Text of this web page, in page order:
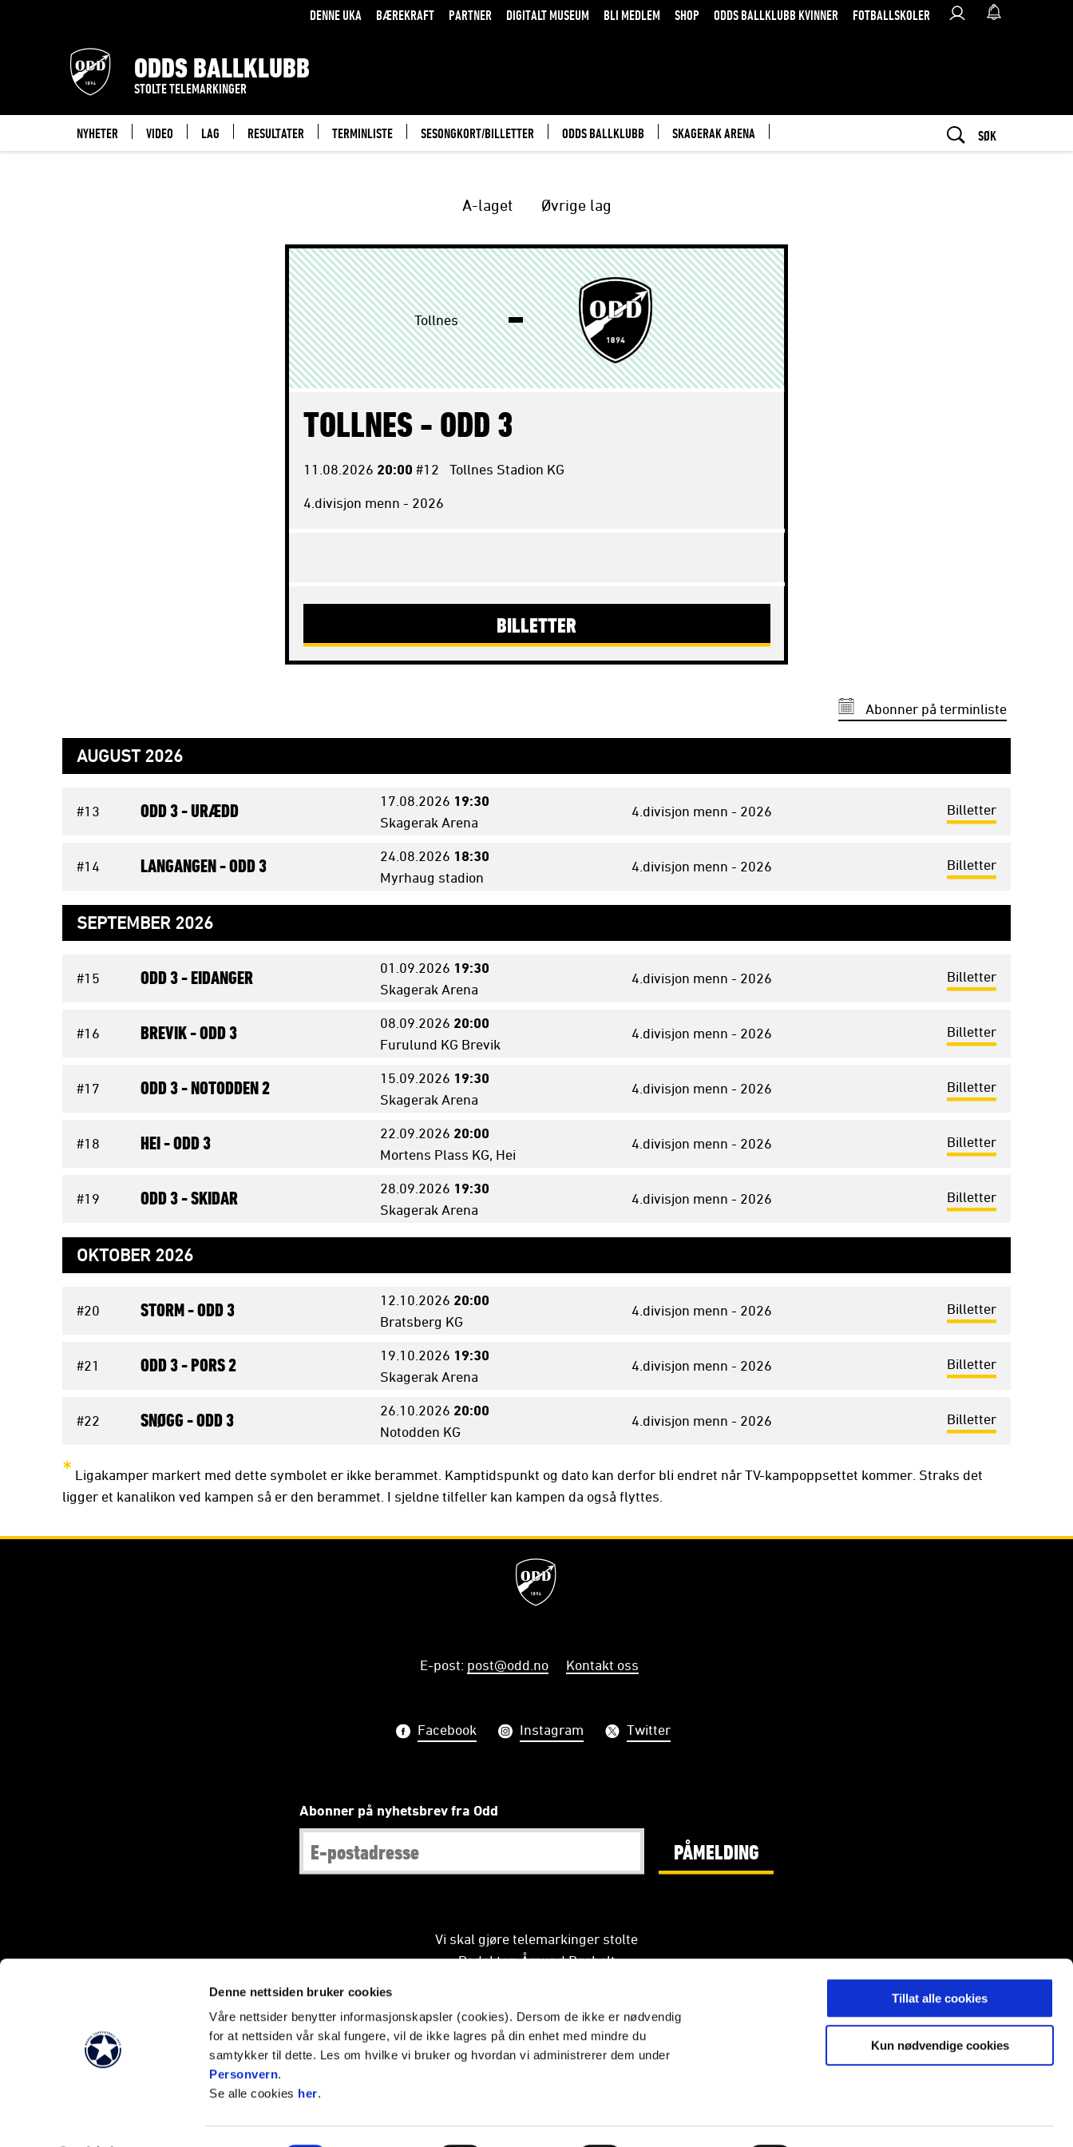
Denne nettsiden bruker cookies
Våre nettsider benytter informasjonskapsler (cookies). Dersom de ikke er nødvendig
for at nettsiden vår skal fungere, vil de ikke lagres på din enhet med mindre du
samtykker til dette. Les om hvilke vi bruker og hvordan vi administrerer dem under
Personvern.
Se alle cookies her.
Tillat alle cookies
Kun nødvendige cookies
DENNE UKA BÆREKRAFT PARTNER DIGITALT MUSEUM BLI MEDLEM SHOP ODDS BALLKLUBB KVINNER FOTBALLSKOLER
ODDS BALLKLUBB
STOLTE TELEMARKINGER
NYHETER VIDEO LAG RESULTATER TERMINLISTE SESONGKORT/BILLETTER ODDS BALLKLUBB SKAGERAK ARENA SØK
A-laget Øvrige lag
Tollnes
TOLLNES - ODD 3
11.08. 2026 20:00 #12 Tollnes Stadion KG
4.divisjon menn - 2026
BILLETTER
Abonner på terminliste
AUGUST 2026
#13 ODD 3 -URÆDD 17.08. 2026 19:30
Skagerak Arena
4.divisjon menn - 2026 Billetter
#14 LANGANGEN -ODD 3 24.08. 2026 18:30
Myrhaug stadion
4.divisjon menn - 2026 Billetter
SEPTEMBER 2026
#15 ODD 3 -EIDANGER 01.09. 2026 19:30
Skagerak Arena
4.divisjon menn - 2026 Billetter
#16 BREVIK -ODD 3 08.09. 2026 20:00
Furulund KG Brevik
4.divisjon menn - 2026 Billetter
#17 ODD 3 -NOTODDEN 2 15.09. 2026 19:30
Skagerak Arena
4.divisjon menn - 2026 Billetter
#18 HEI -ODD 3 22.09. 2026 20:00
Mortens Plass KG, Hei
4.divisjon menn - 2026 Billetter
#19 ODD 3 -SKIDAR 28.09. 2026 19:30
Skagerak Arena
4.divisjon menn - 2026 Billetter
OKTOBER 2026
#20 STORM -ODD 3 12.10. 2026 20:00
Bratsberg KG
4.divisjon menn - 2026 Billetter
#21 ODD 3 -PORS 2 19.10. 2026 19:30
Skagerak Arena
4.divisjon menn - 2026 Billetter
#22 SNØGG -ODD 3 26.10. 2026 20:00
Notodden KG
4.divisjon menn - 2026 Billetter
* Ligakamper markert med dette symbolet er ikke berammet. Kamptidspunkt og dato kan derfor bli endret når TV-kampoppsettet kommer. Straks det
ligger et kanalikon ved kampen så er den berammet. I sjeldne tilfeller kan kampen da også flyttes.
E-post: post@odd.no Kontakt oss
Facebook Instagram Twitter
Abonner på nyhetsbrev fra Odd
PÅMELDING
Vi skal gjøre telemarkinger stolte
Redaktør: Åmund Røsholt